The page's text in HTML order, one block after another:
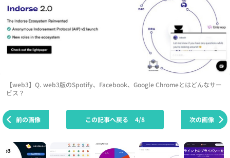
【web3】Q. web3版のSpotify、Facebook、Google Chromeとはどんなサー
ビス？
前の画像 次の画像
この記事へ戻る 4/8